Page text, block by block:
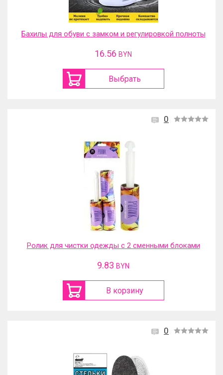
Бахилы для обуви с замком и регулировкой полноты
16.56 BYN
Выбрать
0
Ролик для чистки одежды с 2 сменными блоками
9.83 BYN
В корзину
0